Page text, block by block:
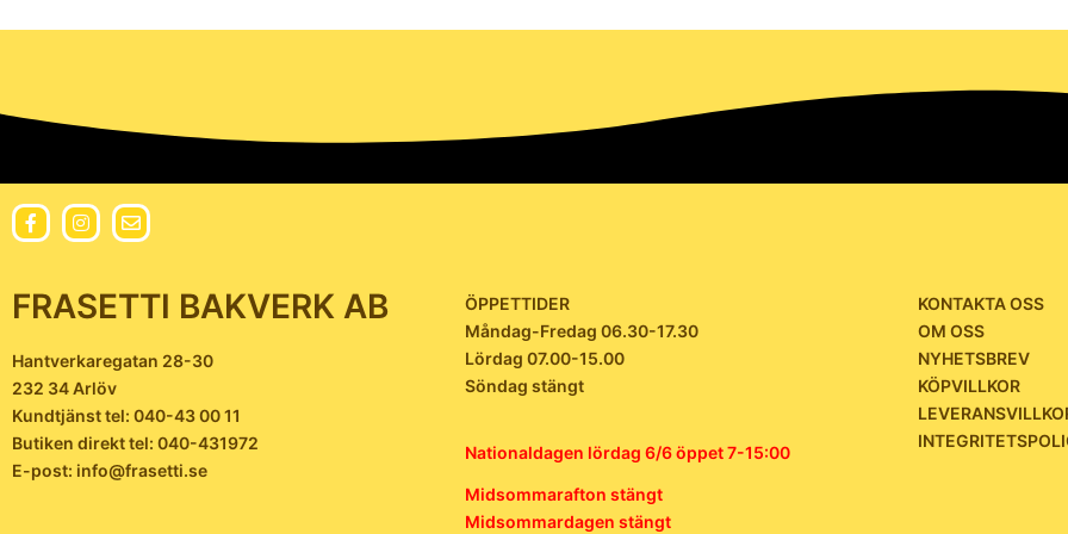
FRASETTI BAKVERK AB
Hantverkaregatan 28-30
232 34 Arlöv
Kundtjänst tel: 040-43 00 11
Butiken direkt tel: 040-431972
E-post: info@frasetti.se
ÖPPETTIDER
Måndag-Fredag 06.30-17.30
Lördag 07.00-15.00
Söndag stängt
Nationaldagen lördag 6/6 öppet 7-15:00
Midsommarafton stängt
Midsommardagen stängt
KONTAKTA OSS
OM OSS
NYHETSBREV
KÖPVILLKOR